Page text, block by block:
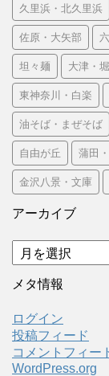
久里浜・北久里浜
佐原・大矢部
坦々麺 大津・
東神奈川・白楽
油そば・まぜそば
自由が丘 蒲田
金沢八景・文庫
アーカイブ
ア
ー
カ
ブ
メタ情報
ログイン
投稿フィード
コメントフィー
WordPress.org